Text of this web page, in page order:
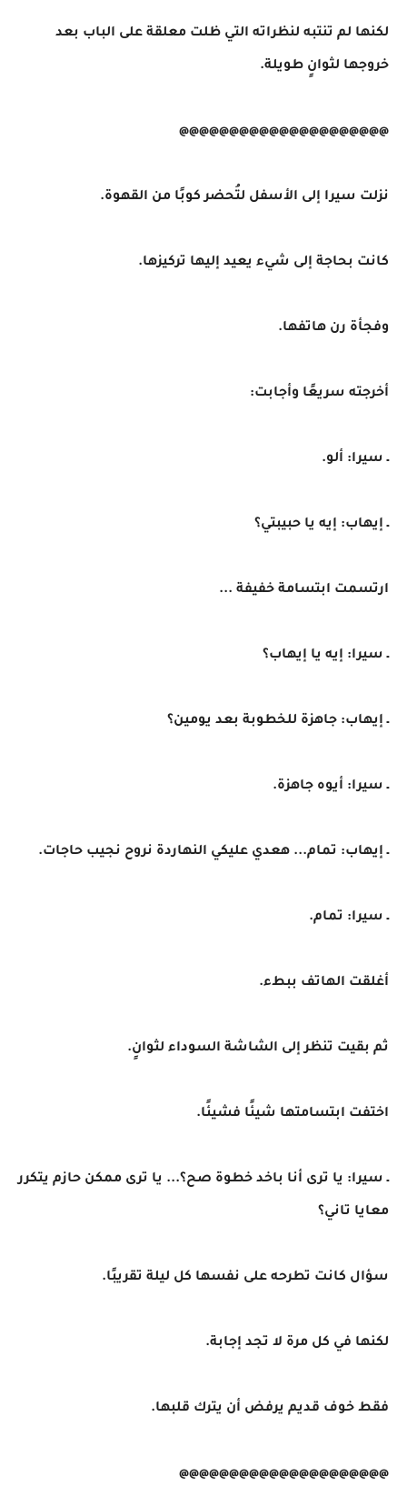
لكنها لم تنتبه لنظراته التي ظلت معلقة على الباب بعد
خروجها لثوانٍ طويلة.
@@@@@@@@@@@@@@@@@@@@@
نزلت سيرا إلى الأسفل لتُحضر كوبًا من القهوة.
كانت بحاجة إلى شيء يعيد إليها تركيزها.
وفجأة رن هاتفها.
أخرجته سريعًا وأجابت:
ـ سيرا: ألو.
ـ إيهاب: إيه يا حبيبتي؟
ارتسمت ابتسامة خفيفة ...
ـ سيرا: إيه يا إيهاب؟
ـ إيهاب: جاهزة للخطوبة بعد يومين؟
ـ سيرا: أيوه جاهزة.
ـ إيهاب: تمام... هعدي عليكي النهاردة نروح نجيب حاجات.
ـ سيرا: تمام.
أغلقت الهاتف ببطء.
ثم بقيت تنظر إلى الشاشة السوداء لثوانٍ.
اختفت ابتسامتها شيئًا فشيئًا.
ـ سيرا: يا ترى أنا باخد خطوة صح؟... يا ترى ممكن حازم يتكرر
معايا تاني؟
سؤال كانت تطرحه على نفسها كل ليلة تقريبًا.
لكنها في كل مرة لا تجد إجابة.
فقط خوف قديم يرفض أن يترك قلبها.
@@@@@@@@@@@@@@@@@@@@@